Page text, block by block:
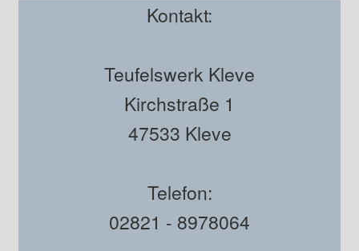
Kontakt:
Teufelswerk Kleve
Kirchstraße 1
47533 Kleve
Telefon:
02821 - 8978064